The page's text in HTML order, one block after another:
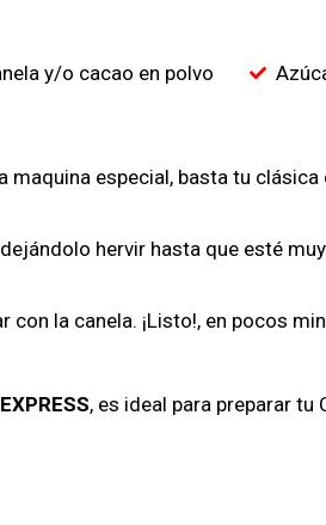
y/o cacao en polvo
especial, basta tu
hervir hasta que esté
la canela. ¡Listo!, en pocos
, es ideal para preparar